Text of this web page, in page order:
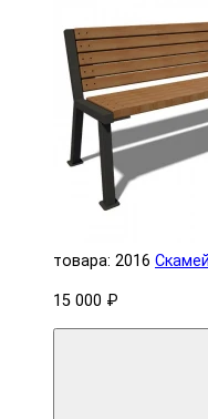
товара: 2016
15 000 ₽